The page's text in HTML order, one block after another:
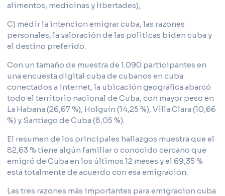
alimentos, medicinas y libertades),
C) medir la intencion emigrar cuba, las razones
personales, la valoración de las politicas biden cuba y
el destino preferido.
Con un tamaño de muestra de 1.090 participantes en
una encuesta digital cuba de cubanos en cuba
conectados a internet, la ubicación geográfica abarcó
todo el territorio nacional de Cuba, con mayor peso en
La Habana (26,67 %), Holguín (14,25 %), Villa Clara (10,66
%) y Santiago de Cuba (8,05 %).
El resumen de los principales hallazgos muestra que el
82,63 % tiene algún familiar o conocido cercano que
emigró de Cuba en los últimos 12 meses y el 69,35 %
está totalmente de acuerdo con esa emigración.
Las tres razones más importantes para emigracion cuba